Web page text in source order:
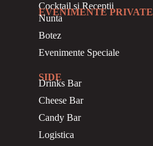
Cocktail si Receptii
EVENIMENTE PRIVATE
Nunta
Botez
Evenimente Speciale
SIDE
Drinks Bar
Cheese Bar
Candy Bar
Logistica